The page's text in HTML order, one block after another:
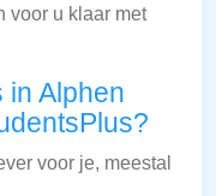
voor u klaar met
in Alphen
voor je, meestal